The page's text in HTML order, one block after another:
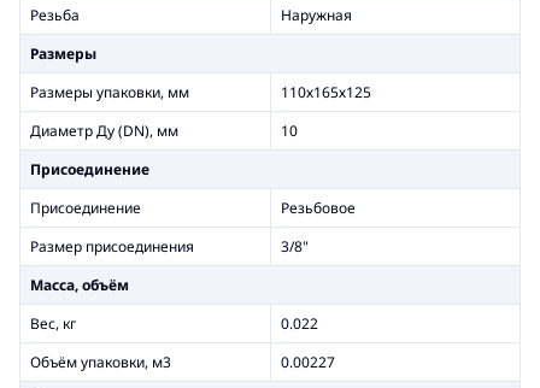
Резьба
Наружная
Размеры
Размеры упаковки, мм
110х165х125
Диаметр Ду (DN), мм
10
Присоединение
Присоединение
Резьбовое
Размер присоединения
3/8"
Масса, объём
Вес, кг
0.022
Объём упаковки, м3
0.00227